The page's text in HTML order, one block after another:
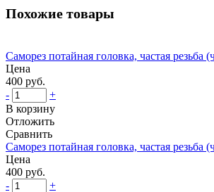
Похожие товары
Саморез потайная головка, частая резьба
Цена
400 руб.
-
+
В корзину
Отложить
Сравнить
Саморез потайная головка, частая резьба
Цена
400 руб.
-
+